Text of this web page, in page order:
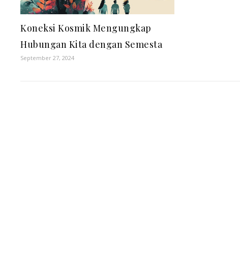
Koneksi Kosmik Mengungkap
Hubungan Kita dengan Semesta
September 27, 2024